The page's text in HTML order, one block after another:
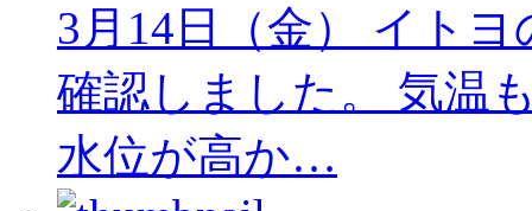
3月14日（金） イト
確認しました。 気温
水位が高か…